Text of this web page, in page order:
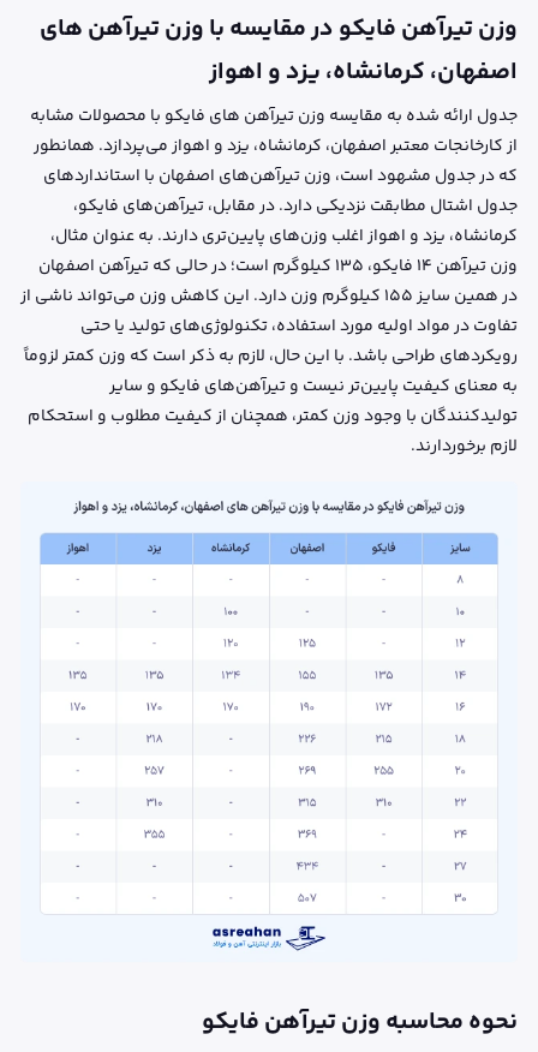
وزن تیرآهن فایکو در مقایسه با وزن تیرآهن های
اصفهان، کرمانشاه، یزد و اهواز
جدول ارائه شده به مقایسه وزن تیرآهن‌ های فایکو با محصولات مشابه
از کارخانجات معتبر اصفهان، کرمانشاه، یزد و اهواز می‌پردازد. همانطور
که در جدول مشهود است، وزن تیرآهن‌های اصفهان با استانداردهای
جدول اشتال مطابقت نزدیکی دارد. در مقابل، تیرآهن‌های فایکو،
کرمانشاه، یزد و اهواز اغلب وزن‌های پایین‌تری دارند. به عنوان مثال،
وزن تیرآهن ۱۴ فایکو، ۱۳۵ کیلوگرم است؛ در حالی که تیرآهن اصفهان
در همین سایز ۱۵۵ کیلوگرم وزن دارد. این کاهش وزن می‌تواند ناشی از
تفاوت در مواد اولیه مورد استفاده، تکنولوژی‌های تولید یا حتی
رویکردهای طراحی باشد. با این حال، لازم به ذکر است که وزن کمتر لزوماً
به معنای کیفیت پایین‌تر نیست و تیرآهن‌های فایکو و سایر
تولیدکنندگان با وجود وزن کمتر، همچنان از کیفیت مطلوب و استحکام
لازم برخوردارند.
نحوه محاسبه وزن تیرآهن فایکو